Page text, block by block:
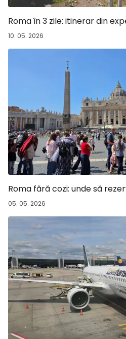
Roma în 3 zile: itinerar din
10. 05. 2026
Roma fără cozi: unde să
05. 05. 2026